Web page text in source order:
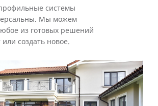
системы
Мы можем
из готовых решений
создать новое.